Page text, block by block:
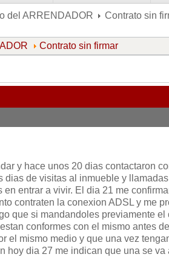
del ARRENDADOR Contrato sin
Contrato sin firmar
y hace unos 20 dias contactaron
dias de visitas al inmueble y
entrar a vivir. El dia 21 me
contraten la conexion ADSL y me
que si mandandoles previamente
conformes con el mismo antes
el mismo medio y que una vez
hoy dia 27 me indican que una se va